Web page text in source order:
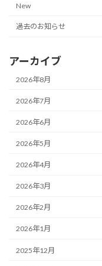
New
過去のお知らせ
アーカイブ
2026年8月
2026年7月
2026年6月
2026年5月
2026年4月
2026年3月
2026年2月
2026年1月
2025年12月